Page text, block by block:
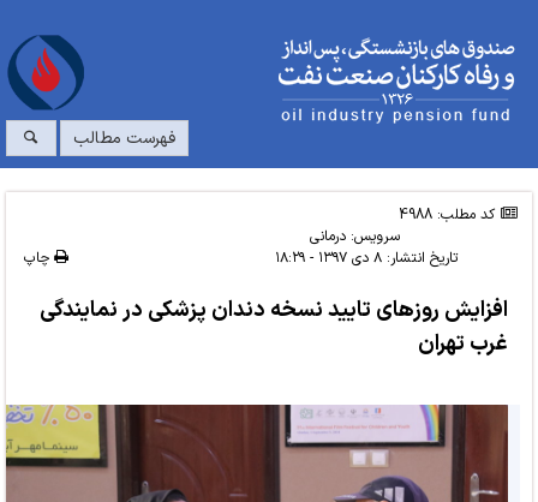
فهرست مطالب
کد مطلب: 4988
سرویس:درمانی
تاریخ انتشار: ۸ دی ۱۳۹۷ - ۱۸:۲۹ چاپ
افزایش روزهای تایید نسخه دندان پزشکی در نمایندگی
غرب تهران